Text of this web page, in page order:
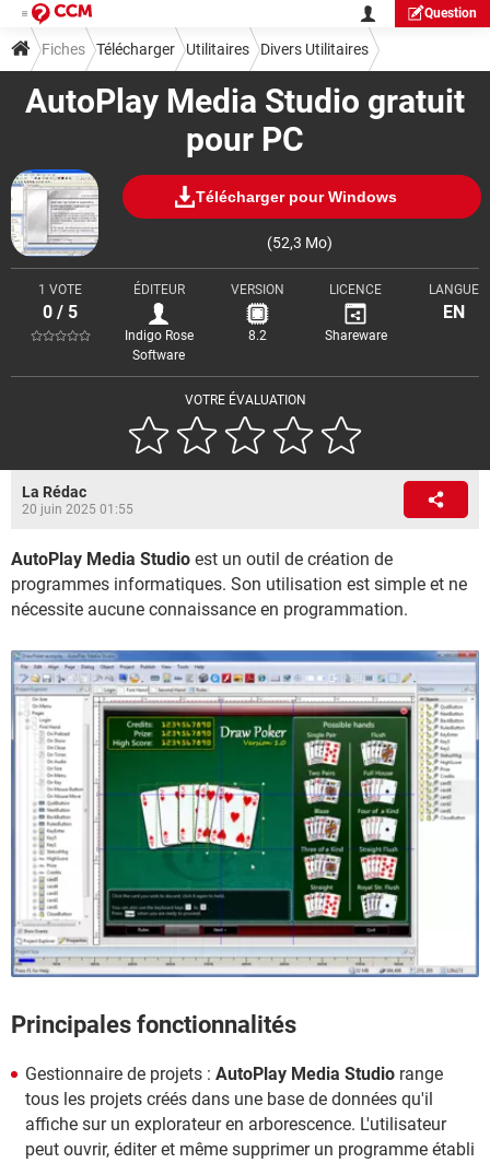
Question
AutoPlay Media Studio gratuit
pour PC
Télécharger pour Windows
(52,3 Mo)
VOTRE ÉVALUATION
1 VOTE
0 / 5
ÉDITEUR
Indigo Rose
Software
VERSION
8.2
LICENCE
Shareware
LANGUE
EN
Fiches Télécharger Utilitaires Divers Utilitaires
La Rédac
20 juin 2025 01:55
AutoPlay Media Studio est un outil de création de
programmes informatiques. Son utilisation est simple et ne
nécessite aucune connaissance en programmation.
Principales fonctionnalités
Gestionnaire de projets : AutoPlay Media Studio range
tous les projets créés dans une base de données qu'il
affiche sur un explorateur en arborescence. L'utilisateur
peut ouvrir, éditer et même supprimer un programme établi